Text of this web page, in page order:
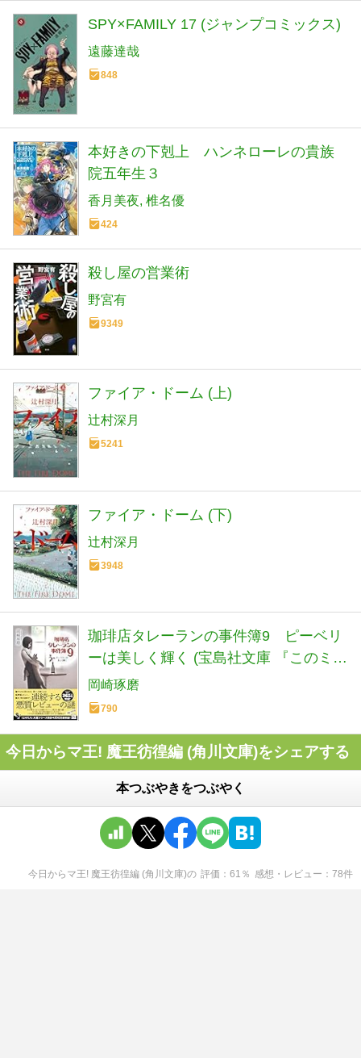
SPY×FAMILY 17 (ジャンプコミックス)
遠藤達哉
848
本好きの下剋上 ハンネローレの貴族
院五年生３
香月美夜 椎名優
424
殺し屋の営業術
野宮有
9349
ファイア・ドーム (上)
辻村深月
5241
ファイア・ドーム (下)
辻村深月
3948
珈琲店タレーランの事件簿9 ピーベリ
ーは美しく輝く (宝島社文庫 『このミ
ス』大賞シリーズ)
岡崎琢磨
790
今日からマ王! 魔王彷徨編 (角川文庫)をシェアする
本つぶやきをつぶやく
今日からマ王! 魔王彷徨編 (角川文庫)の 評価 61 ％ 感想・レビュー 78件